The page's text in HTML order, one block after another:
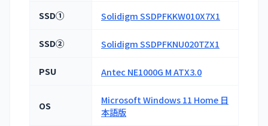
SSD① Solidigm SSDPFKKW010X7X1
SSD② Solidigm SSDPFKNU020TZX1
PSU Antec NE1000G M ATX3.0
OS
Microsoft Windows 11 Home 日
本語版